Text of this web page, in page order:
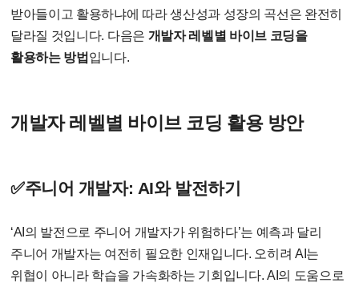
받아들이고 활용하냐에 따라 생산성과 성장의 곡선은 완전히
달라질 것입니다. 다음은 개발자 레벨별 바이브 코딩을
활용하는 방법 입니다.
개발자 레벨별 바이브 코딩 활용 방안
✅주니어 개발자: AI와 발전하기
‘AI 의 발전으로 주니어 개발자가 위험하다’는 예측과 달리
주니어 개발자는 여전히 필요한 인재입니다. 오히려AI 는
위협이 아니라 학습을 가속화하는 기회입니다. AI 의 도움으로